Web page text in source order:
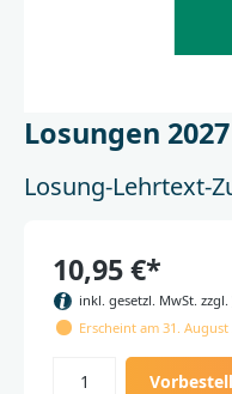
Losungen
Losung-Lehrtext-
10,95 €*
inkl. gesetzl. MwSt. zzgl.
Erscheint am 31. August